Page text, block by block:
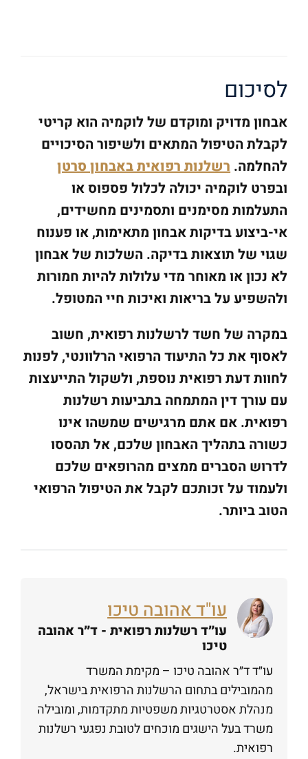
לסיכום
אבחון מדויק ומוקדם של לוקמיה הוא קריטי
לקבלת הטיפול המתאים ולשיפור הסיכויים
להחלמה. רשלנות רפואית באבחון סרטן
ובפרט לוקמיה יכולה לכלול פספוס או
התעלמות מסימנים ותסמינים מחשידים,
אי-ביצוע בדיקות אבחון מתאימות, או פענוח
שגוי של תוצאות בדיקה. השלכות של אבחון
לא נכון או מאוחר מדי עלולות להיות חמורות
ולהשפיע על בריאות ואיכות חיי המטופל.
במקרה של חשד לרשלנות רפואית, חשוב
לאסוף את כל התיעוד הרפואי הרלוונטי, לפנות
לחוות דעת רפואית נוספת, ולשקול התייעצות
עם עורך דין המתמחה בתביעות רשלנות
רפואית. אם אתם מרגישים שמשהו אינו
כשורה בתהליך האבחון שלכם, אל תהססו
לדרוש הסברים ממצים מהרופאים שלכם
ולעמוד על זכותכם לקבל את הטיפול הרפואי
הטוב ביותר.
עו"ד אהובה טיכו
עו״ד רשלנות רפואית - ד״ר אהובה
טיכו
עו״ד ד״ר אהובה טיכו – מקימת המשרד
מהמובילים בתחום הרשלנות הרפואית בישראל,
מנהלת אסטרטגיות משפטיות מתקדמות, ומובילה
משרד בעל הישגים מוכחים לטובת נפגעי רשלנות
רפואית.